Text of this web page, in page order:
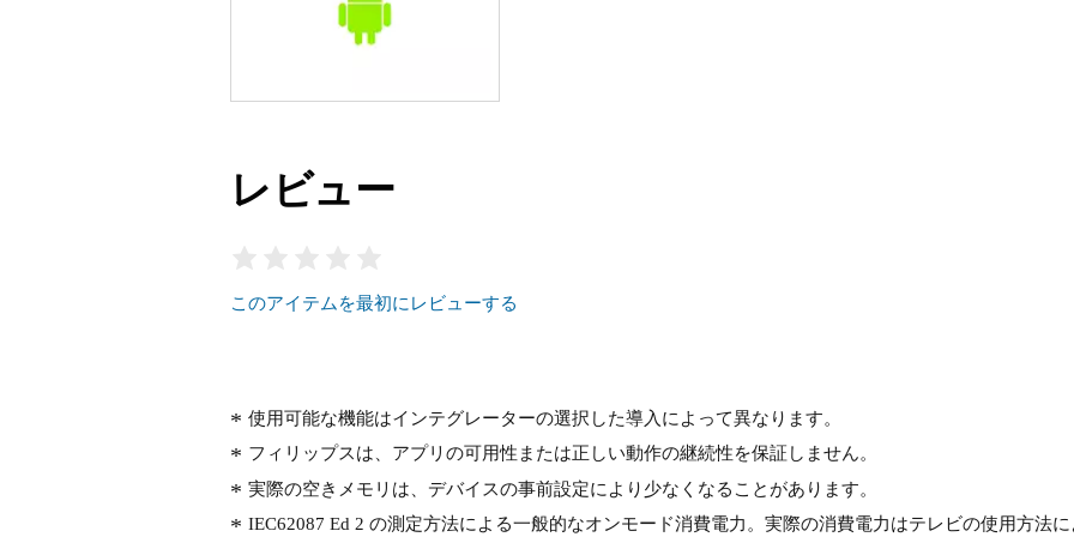
レビュー
このアイテムを最初にレビューする
使用可能な機能はインテグレーターの選択した導入によって異なります。
フィリップスは、アプリの可用性または正しい動作の継続性を保証しません。
実際の空きメモリは、デバイスの事前設定により少なくなることがあります。
IEC62087 Ed 2 の測定方法による一般的なオンモード消費電力。実際の消費電力はテレビの使用方法に